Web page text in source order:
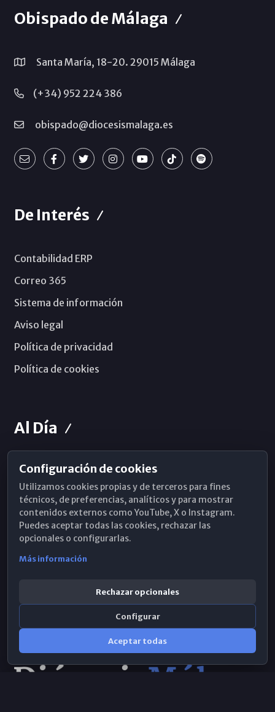
Obispado de Málaga
Santa María, 18-20. 29015 Málaga
(+34) 952 224 386
obispado@diocesismalaga.es
De Interés
Contabilidad ERP
Correo 365
Sistema de información
Aviso legal
Política de privacidad
Política de cookies
Al Día
Horarios de Misa
Hemeroteca
WhatsApp
Configuración de cookies
Utilizamos cookies propias y de terceros para fines
técnicos, de preferencias, analíticos y para mostrar
contenidos externos como YouTube, X o Instagram.
Puedes aceptar todas las cookies, rechazar las
opcionales o configurarlas.
Más información
Rechazar opcionales
Configurar
Aceptar todas